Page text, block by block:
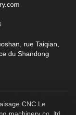
rue Taiqian,
du Shandong
CNC Le